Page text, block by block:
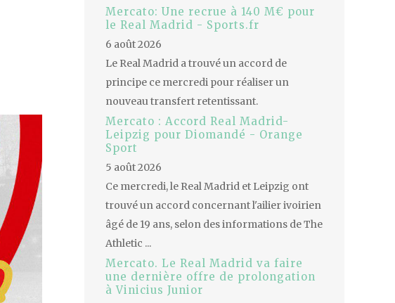
Mercato: Une recrue à 140 M€ pour
le Real Madrid - Sports.fr
6 août 2026
Le Real Madrid a trouvé un accord de
principe ce mercredi pour réaliser un
nouveau transfert retentissant.
Mercato : Accord Real Madrid-
Leipzig pour Diomandé - Orange
Sport
5 août 2026
Ce mercredi, le Real Madrid et Leipzig ont
trouvé un accord concernant l'ailier ivoirien
âgé de 19 ans, selon des informations de The
Athletic ...
Mercato. Le Real Madrid va faire
une dernière offre de prolongation
à Vinicius Junior